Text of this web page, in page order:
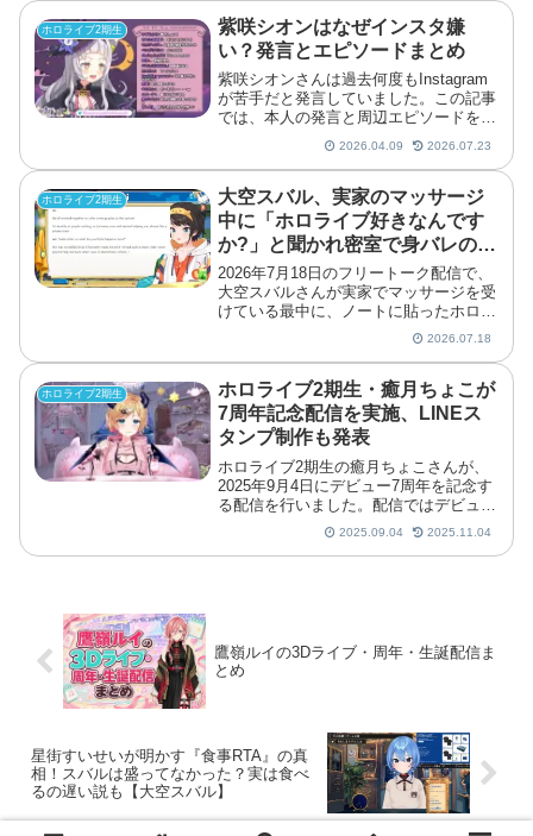
ホロライブ2期生
紫咲シオンはなぜインスタ嫌
い？発言とエピソードまとめ
紫咲シオンさんは過去何度もInstagram
が苦手だと発言していました。この記事
では、本人の発言と周辺エピソードをも
とに、その理由などを時系列でまとめま
す。紫咲シオンのインスタ嫌いの理由と
は？紫咲シオンさんがInstagramを嫌っ
ている理...
2026.04.09 2026.07.23
ホロライブ2期生
大空スバル、実家のマッサージ
中に「ホロライブ好きなんです
か?」と聞かれ密室で身バレの危
機！
2026年7月18日のフリートーク配信で、
大空スバルさんが実家でマッサージを受
けている最中に、ノートに貼ったホロラ
イブのシールを見つけられ「ホロライブ
とか好きなんですか?」と密室で聞かれ
てしまったヒヤリ体験を明かしました。
2026.07.18
ホロライブ2期生
ホロライブ2期生・癒月ちょこが
7周年記念配信を実施、LINEス
タンプ制作も発表
ホロライブ2期生の癒月ちょこさんが、
2025年9月4日にデビュー7周年を記念す
る配信を行いました。配信ではデビュー
当時から現在までのモデルを振り返りな
がら、7年間の活動の歴史を辿る内容と
なっています。
2025.09.04 2025.11.04
鷹嶺ルイの3Dライブ・周年・生誕配信ま
とめ
星街すいせいが明かす『食事RTA』の真
相！スバルは盛ってなかった？実は食べ
るの遅い説も【大空スバル】